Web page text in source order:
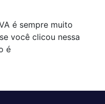
é sempre muito
você clicou nessa
é